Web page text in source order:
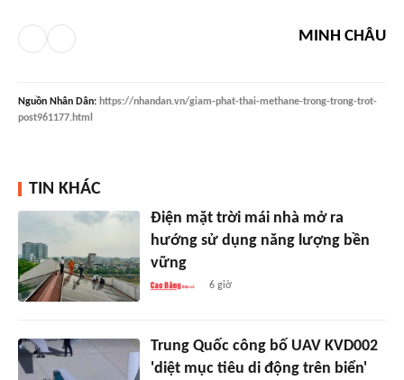
MINH CHÂU
Nguồn Nhân Dân: https://nhandan.vn/giam-phat-thai-methane-trong-trong-trot-
post961177.html
TIN KHÁC
Điện mặt trời mái nhà mở ra
hướng sử dụng năng lượng bền
vững
6 giờ
Trung Quốc công bố UAV KVD002
'diệt mục tiêu di động trên biển'